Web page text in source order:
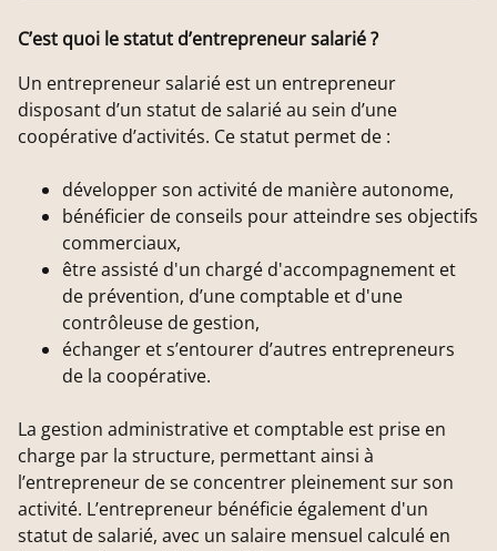
C’est quoi le statut d’entrepreneur salarié ?
Un entrepreneur salarié est un entrepreneur
disposant d’un statut de salarié au sein d’une
coopérative d’activités. Ce statut permet de :
développer son activité de manière autonome,
bénéficier de conseils pour atteindre ses objectifs
commerciaux,
être assisté d'un chargé d'accompagnement et
de prévention, d’une comptable et d'une
contrôleuse de gestion,
échanger et s’entourer d’autres entrepreneurs
de la coopérative.
La gestion administrative et comptable est prise en
charge par la structure, permettant ainsi à
l’entrepreneur de se concentrer pleinement sur son
activité. L’entrepreneur bénéficie également d'un
statut de salarié, avec un salaire mensuel calculé en